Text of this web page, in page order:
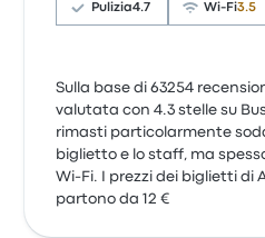
Pulizia4.7 Wi-Fi3.5
Sulla base di 63254
valutata con 4.3 stelle su
rimasti particolarmente
biglietto e lo staff, ma
Wi-Fi. I prezzi dei biglietti di
partono da 12 €